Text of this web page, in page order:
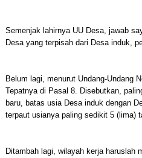
Semenjak lahirnya UU Desa, jawab
Desa yang terpisah dari Desa induk,
Belum lagi, menurut Undang-Undang
Tepatnya di Pasal 8. Disebutkan,
baru, batas usia Desa induk dengan
terpaut usianya paling sedikit 5 (lima)
Ditambah lagi, wilayah kerja haruslah